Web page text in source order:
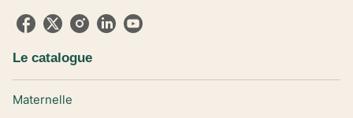
Le catalogue
Maternelle